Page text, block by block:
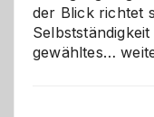
der Blick richtet
gewähltes…